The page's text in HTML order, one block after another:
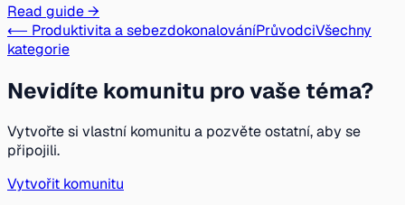
Read guide →
⟵ Produktivita a sebezdokonalováníPrůvodciVšechny
kategorie
Nevidíte komunitu pro vaše téma?
Vytvořte si vlastní komunitu a pozvěte ostatní, aby se
připojili.
Vytvořit komunitu